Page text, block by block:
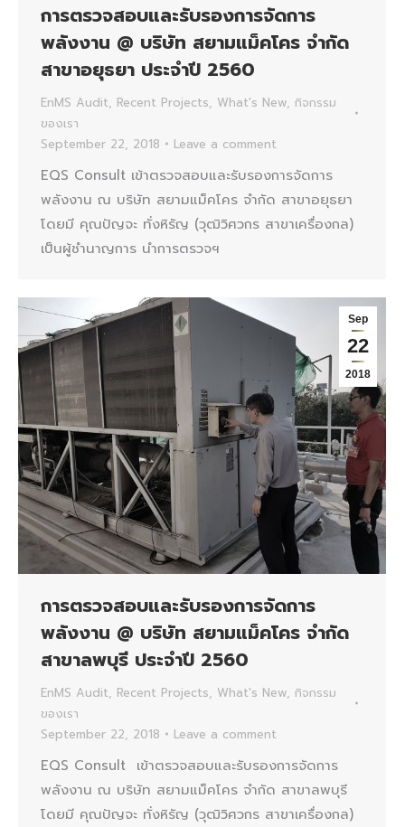
การตรวจสอบและรับรองการจัดการ
พลังงาน @ บริษัท สยามแม็คโคร จำกัด
สาขาอยุธยา ประจำปี 2560
EnMS Audit, Recent Projects, What's New, กิจกรรม
ของเรา
September 22, 2018
Leave a comment
EQS Consult เข้าตรวจสอบและรับรองการจัดการ
พลังงาน ณ บริษัท สยามแม็คโคร จำกัด สาขาอยุธยา
โดยมี คุณปัญจะ ทั่งหิรัญ (วุฒิวิศวกร สาขาเครื่องกล)
เป็นผู้ชำนาญการ นำการตรวจฯ
Sep
22
2018
การตรวจสอบและรับรองการจัดการ
พลังงาน @ บริษัท สยามแม็คโคร จำกัด
สาขาลพบุรี ประจำปี 2560
EnMS Audit, Recent Projects, What's New, กิจกรรม
ของเรา
September 22, 2018
Leave a comment
EQS Consult เข้าตรวจสอบและรับรองการจัดการ
พลังงาน ณ บริษัท สยามแม็คโคร จำกัด สาขาลพบุรี
โดยมี คุณปัญจะ ทั่งหิรัญ (วุฒิวิศวกร สาขาเครื่องกล)